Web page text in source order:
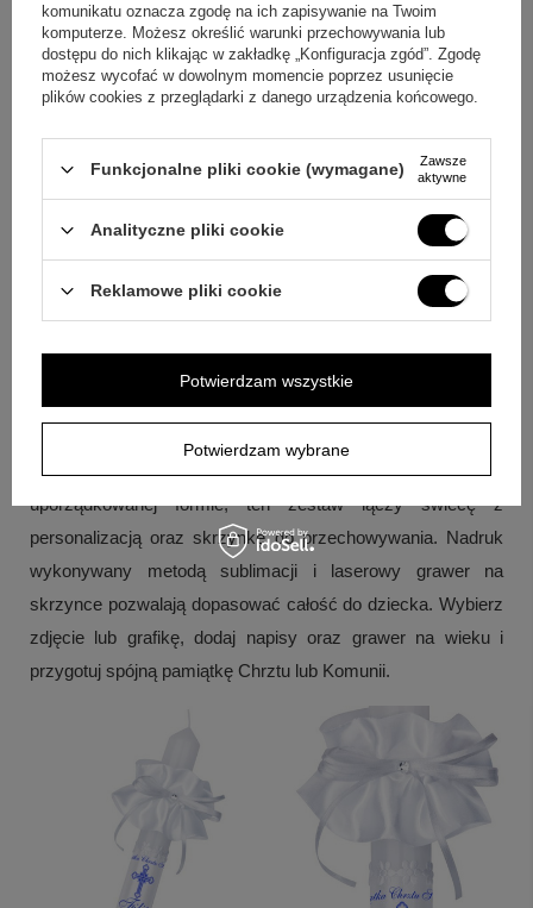
Pytanie:Czy na wieku skrzynki można dodać własny tekst
lub grafikę?Odpowiedź:Tak, na wieku można wykonać
dowolny grawer w formie tekstu, grafiki lub logo bez limitu
Pytanie: Czy zestaw jest przeznaczony tylko na Chrzest?
Nie, zestaw jest przygotowany do Chrztu lub
Pytanie:Co otrzymuję w komplecie? Odpowiedź:
Podsumowanie
Jeśli chcesz podkreślić chwilę uroczystości i zachować ją w
uporządkowanej formie, ten zestaw łączy świecę z
personalizacją oraz skrzynkę do przechowywania. Nadruk
wykonywany metodą sublimacji i laserowy grawer na
skrzynce pozwalają dopasować całość do dziecka. Wybierz
zdjęcie lub grafikę, dodaj napisy oraz grawer na wieku i
przygotuj spójną pamiątkę Chrztu lub Komunii.
komunikatu oznacza zgodę na ich zapisywanie na Twoim
komputerze. Możesz określić warunki przechowywania lub
dostępu do nich klikając w zakładkę „Konfiguracja zgód”. Zgodę
możesz wycofać w dowolnym momencie poprzez usunięcie
plików cookies z przeglądarki z danego urządzenia końcowego.
Funkcjonalne pliki cookie (wymagane)
Zawsze
aktywne
Analityczne pliki cookie
Reklamowe pliki cookie
Potwierdzam wybrane
Potwierdzam wszystkie